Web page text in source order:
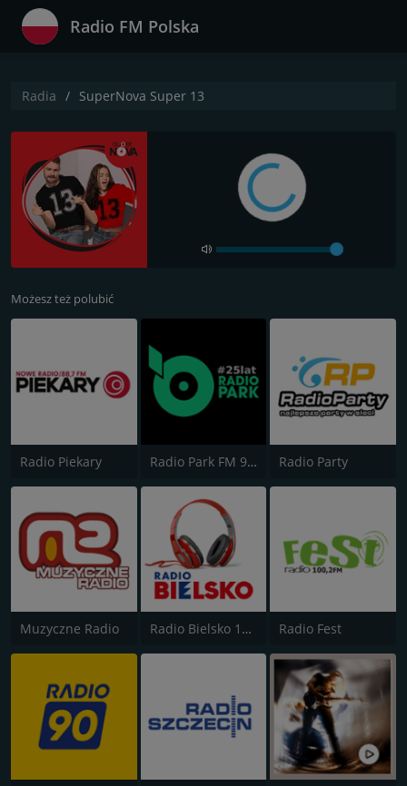
Radio FM Polska
Radia SuperNova Super 13
Możesz też polubić
Radio Piekary Radio Park FM 93.9 Radio Party
Muzyczne Radio Radio Bielsko 106.7 Radio Fest